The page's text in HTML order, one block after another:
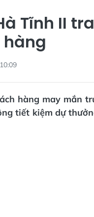
Tĩnh II
hàng may mắn
tiết kiệm dự